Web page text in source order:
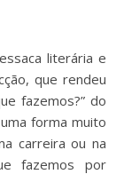
que rendeu
fazemos?” do
forma muito
carreira ou na
fazemos por